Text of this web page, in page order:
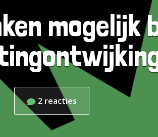
mogelijk
2 reacties